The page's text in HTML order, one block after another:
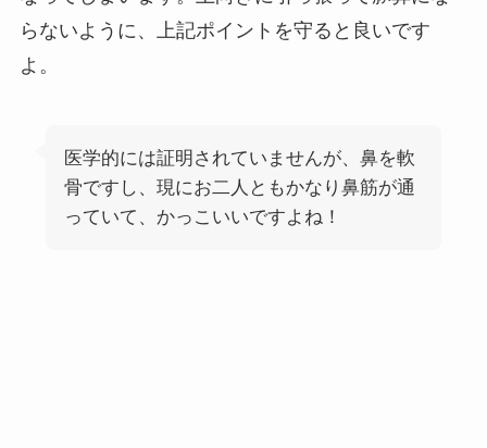
らないように、上記ポイントを守ると良いです
よ。
医学的には証明されていませんが、鼻を軟
骨ですし、現にお二人ともかなり鼻筋が通
っていて、かっこいいですよね！